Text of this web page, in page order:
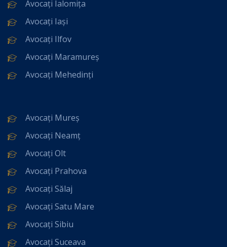
Avocați Ialomița
Avocați Iași
Avocați Ilfov
Avocați Maramureș
Avocați Mehedinți
Avocați Mureș
Avocați Neamț
Avocați Olt
Avocați Prahova
Avocați Sălaj
Avocați Satu Mare
Avocați Sibiu
Avocați Suceava